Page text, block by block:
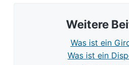
Weitere
Was ist ein
Was ist ein